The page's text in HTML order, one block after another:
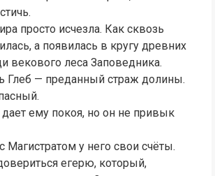
просто исчезла. Как сквозь
а появилась в кругу древних
векового леса Заповедника.
Глеб — преданный страж долины.
ему покоя, но он не привык
Магистратом у него свои счёты.
егерю, который,